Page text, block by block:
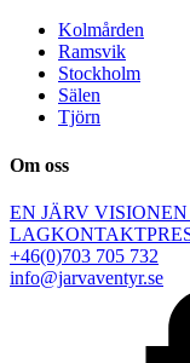
Kolmården
Ramsvik
Stockholm
Sälen
Tjörn
Om oss
EN JÄRV VISION
LAGKONTAKT
+46(0)703 705 732
info@jarvaventyr.se